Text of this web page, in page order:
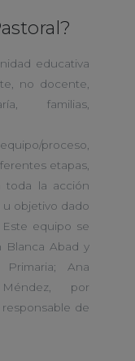
educativa
no docente,
familias,
proceso,
etapas,
toda la acción
objetivo dado
equipo se
Blanca Abad y
Ana
por
de